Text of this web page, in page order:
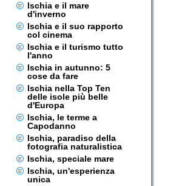
Ischia e il mare
d'inverno
Ischia e il suo rapporto
col cinema
Ischia e il turismo tutto
l'anno
Ischia in autunno: 5
cose da fare
Ischia nella Top Ten
delle isole più belle
d'Europa
Ischia, le terme a
Capodanno
Ischia, paradiso della
fotografia naturalistica
Ischia, speciale mare
Ischia, un'esperienza
unica